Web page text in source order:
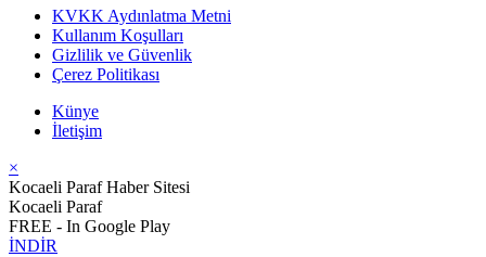
KVKK Aydınlatma Metni
Kullanım Koşulları
Gizlilik ve Güvenlik
Çerez Politikası
Künye
İletişim
×
Kocaeli Paraf Haber Sitesi
Kocaeli Paraf
FREE - In Google Play
İNDİR